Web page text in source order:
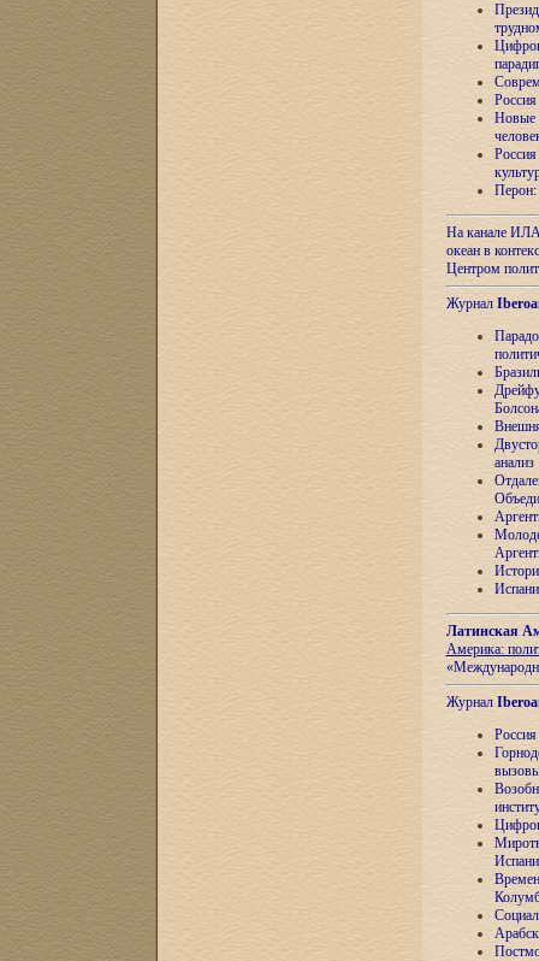
Новые
Перон:
На канале
океан в
Центром
Журнал
анализ
Латинская
Америка:
Журнал